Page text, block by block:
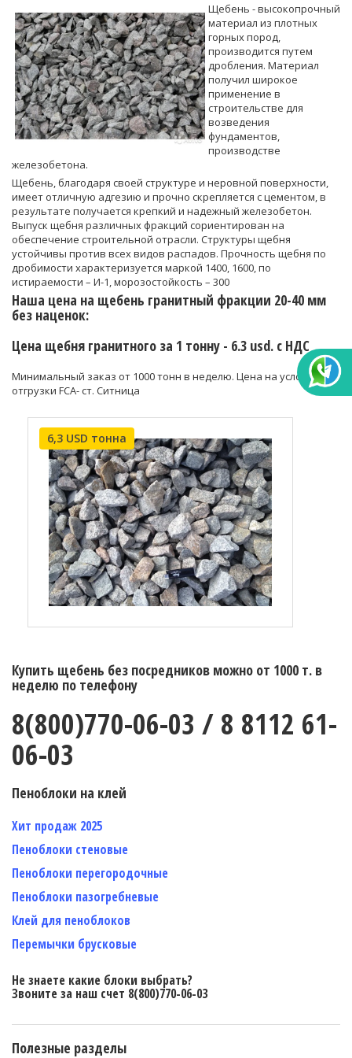
Щебень - высокопрочный
материал из плотных
горных пород,
производится путем
дробления. Материал
получил широкое
применение в
строительстве для
возведения
фундаментов,
производстве
железобетона.
Щебень, благодаря своей структуре и неровной поверхности,
имеет отличную адгезию и прочно скрепляется с цементом, в
результате получается крепкий и надежный железобетон.
Выпуск щебня различных фракций сориентирован на
обеспечение строительной отрасли. Структуры щебня
устойчивы против всех видов распадов. Прочность щебня по
дробимости характеризуется маркой 1400, 1600, по
истираемости – И-1, морозостойкость – 300
Наша цена на щебень гранитный фракции 20-40 мм
без наценок:
Цена щебня гранитного за 1 тонну - 6.3 usd. c НДС
Минимальный заказ от 1000 тонн в неделю. Цена на условиях
отгрузки FCA- ст. Ситница
6,3 USD тонна
Купить щебень без посредников можно от 1000 т. в
неделю по телефону
8(800)770-06-03 / 8 8112 61-
06-03
Пеноблоки на клей
Хит продаж 2025
Пеноблоки стеновые
Пеноблоки перегородочные
Пеноблоки пазогребневые
Клей для пеноблоков
Перемычки брусковые
Не знаете какие блоки выбрать?
Звоните за наш счет 8(800)770-06-03
Полезные разделы